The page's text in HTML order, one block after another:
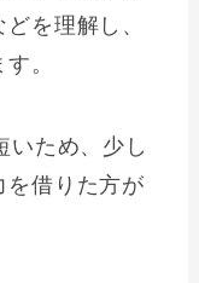
を理解し、
。
いため、少し
を借りた方が